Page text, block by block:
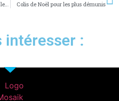
Vos astuces pour faire disparaître le hoquet Colis de Noël pour les plus démunis
intéresser :